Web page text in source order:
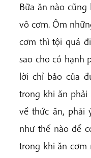
Bữa ăn nào
vô cơm. Ôm
cơm thì tội quá
sao cho có hạnh
lời chỉ bảo của
trong khi ăn
về thức ăn, phải
như thế nào để
trong khi ăn cơm